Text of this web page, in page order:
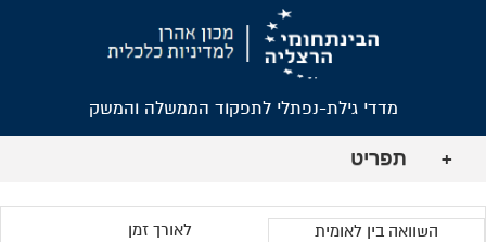
מדדי גילת-נפתלי לתפקוד הממשלה והמשק
+ תפריט
השוואה בין לאומית לאורך זמן